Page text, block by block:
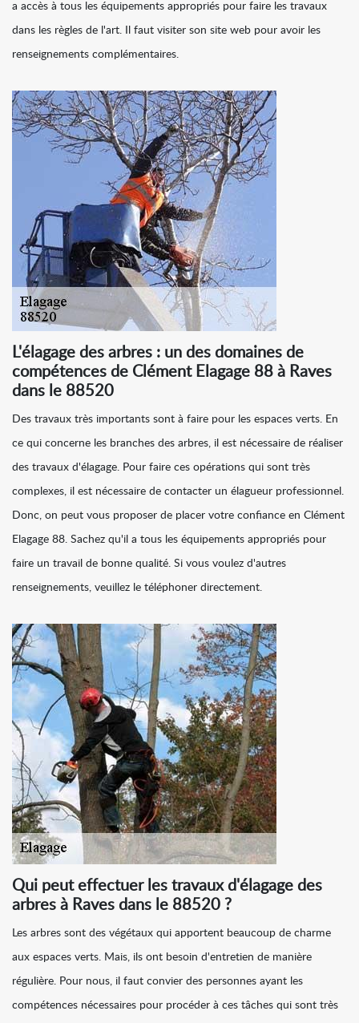
a accès à tous les équipements appropriés pour faire les travaux
dans les règles de l'art. Il faut visiter son site web pour avoir les
renseignements complémentaires.
L'élagage des arbres : un des domaines de
compétences de Clément Elagage 88 à Raves
dans le 88520
Des travaux très importants sont à faire pour les espaces verts. En
ce qui concerne les branches des arbres, il est nécessaire de réaliser
des travaux d'élagage. Pour faire ces opérations qui sont très
complexes, il est nécessaire de contacter un élagueur professionnel.
Donc, on peut vous proposer de placer votre confiance en Clément
Elagage 88. Sachez qu'il a tous les équipements appropriés pour
faire un travail de bonne qualité. Si vous voulez d'autres
renseignements, veuillez le téléphoner directement.
Qui peut effectuer les travaux d'élagage des
arbres à Raves dans le 88520 ?
Les arbres sont des végétaux qui apportent beaucoup de charme
aux espaces verts. Mais, ils ont besoin d'entretien de manière
régulière. Pour nous, il faut convier des personnes ayant les
compétences nécessaires pour procéder à ces tâches qui sont très